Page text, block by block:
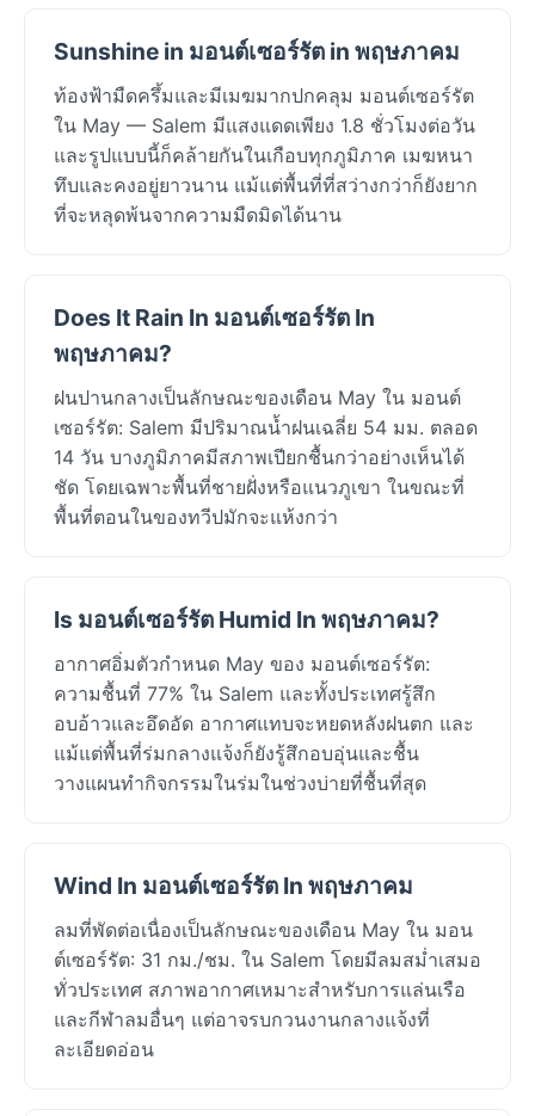
Sunshine in มอนต์เซอร์รัต in พฤษภาคม
ท้องฟ้ามืดครึ้มและมีเมฆมากปกคลุม มอนต์เซอร์รัต
ใน May — Salem มีแสงแดดเพียง 1.8 ชั่วโมงต่อวัน
และรูปแบบนี้ก็คล้ายกันในเกือบทุกภูมิภาค เมฆหนา
ทึบและคงอยู่ยาวนาน แม้แต่พื้นที่ที่สว่างกว่าก็ยังยาก
ที่จะหลุดพ้นจากความมืดมิดได้นาน
Does It Rain In มอนต์เซอร์รัต In
พฤษภาคม?
ฝนปานกลางเป็นลักษณะของเดือน May ใน มอนต์
เซอร์รัต: Salem มีปริมาณน้ำฝนเฉลี่ย 54 มม. ตลอด
14 วัน บางภูมิภาคมีสภาพเปียกชื้นกว่าอย่างเห็นได้
ชัด โดยเฉพาะพื้นที่ชายฝั่งหรือแนวภูเขา ในขณะที่
พื้นที่ตอนในของทวีปมักจะแห้งกว่า
Is มอนต์เซอร์รัต Humid In พฤษภาคม?
อากาศอิ่มตัวกำหนด May ของ มอนต์เซอร์รัต:
ความชื้นที่ 77% ใน Salem และทั้งประเทศรู้สึก
อบอ้าวและอึดอัด อากาศแทบจะหยดหลังฝนตก และ
แม้แต่พื้นที่ร่มกลางแจ้งก็ยังรู้สึกอบอุ่นและชื้น
วางแผนทำกิจกรรมในร่มในช่วงบ่ายที่ชื้นที่สุด
Wind In มอนต์เซอร์รัต In พฤษภาคม
ลมที่พัดต่อเนื่องเป็นลักษณะของเดือน May ใน มอน
ต์เซอร์รัต: 31 กม./ชม. ใน Salem โดยมีลมสม่ำเสมอ
ทั่วประเทศ สภาพอากาศเหมาะสำหรับการแล่นเรือ
และกีฬาลมอื่นๆ แต่อาจรบกวนงานกลางแจ้งที่
ละเอียดอ่อน